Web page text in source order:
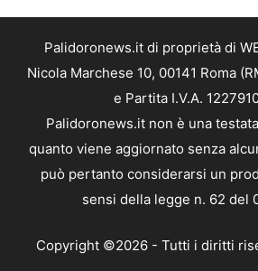
Palidoronews.it di proprietà di
Nicola Marchese 10, 00141 Roma
e Partita I.V.A.
Palidoronews.it non è una
quanto viene aggiornato senza
può pertanto considerarsi un
sensi della legge n. 62 del
Copyright ©2026 - Tutti i diritti